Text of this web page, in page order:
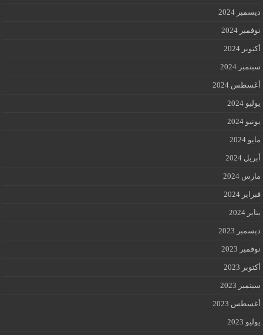
ديسمبر 2024
نوفمبر 2024
أكتوبر 2024
سبتمبر 2024
أغسطس 2024
يوليو 2024
يونيو 2024
مايو 2024
أبريل 2024
مارس 2024
فبراير 2024
يناير 2024
ديسمبر 2023
نوفمبر 2023
أكتوبر 2023
سبتمبر 2023
أغسطس 2023
يوليو 2023